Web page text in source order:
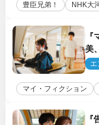
豊臣兄弟！ NHK大
美
エ
マイ・フィクション
『